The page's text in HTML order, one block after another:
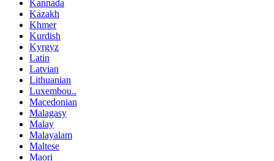
Kannada
Kazakh
Khmer
Kurdish
Kyrgyz
Latin
Latvian
Lithuanian
Luxembou..
Macedonian
Malagasy
Malay
Malayalam
Maltese
Maori